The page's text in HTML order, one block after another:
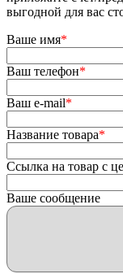
выгодной для вас
Ваше имя*
Ваш телефон*
Ваш e-mail*
Название товара*
Ссылка на товар с
Ваше сообщение